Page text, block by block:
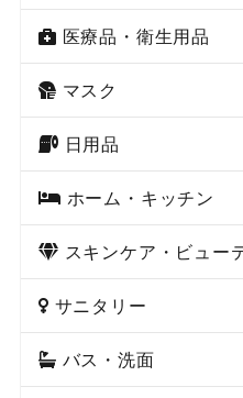
医療品・衛生用品
マスク
日用品
ホーム・キッチン
スキンケア・ビュー
サニタリー
バス・洗面